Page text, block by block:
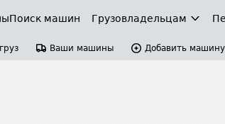
Поиск машин Грузовладельцам
Ваши машины Добавить машину